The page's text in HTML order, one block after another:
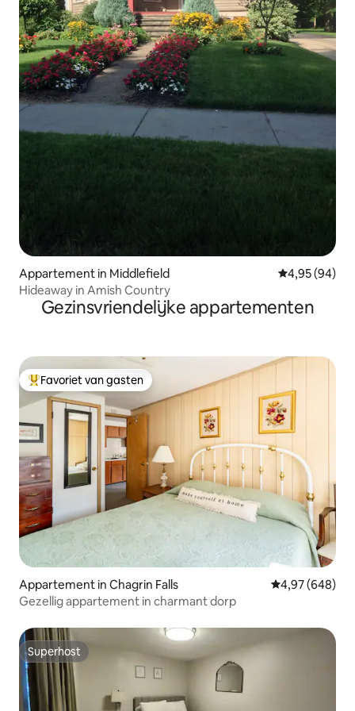
Appartement in Middlefield Gemiddelde
4,95 (94)
Hideaway in Amish Country
Gezinsvriendelijke appartementen
Topfavoriet van gasten
Favoriet van gasten
Appartement in Chagrin Falls Gemiddelde
4,97 (648)
Gezellig appartement in charmant dorp
Superhost
Superhost